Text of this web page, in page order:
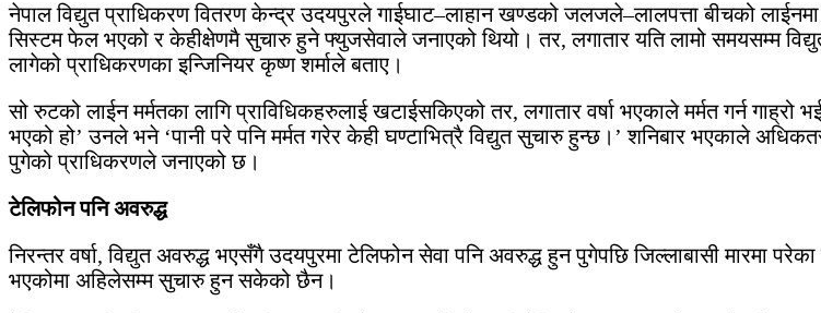
नेपाल विद्युत प्राधिकरण वितरण केन्द्र उदयपुरले गाईघाट–लाहान खण्डको जलजले–लालपत्ता बीचको
सिस्टम फेल भएको र केहीक्षेणमै सुचारु हुने फ्युजसेवाले जनाएको थियो। तर, लगातार यति लामो समयसम्म
लागेको प्राधिकरणका इन्जिनियर कृष्ण शर्माले बताए।
सो रुटको लाईन मर्मतका लागि प्राविधिकहरुलाई खटाईसकिएको तर, लगातार वर्षा भएकाले मर्मत गर्न
भएको हो’ उनले भने ‘पानी परे पनि मर्मत गरेर केही घण्टाभित्रै विद्युत सुचारु हुन्छ।’ शनिबार भएकाले
पुगेको प्राधिकरणले जनाएको छ।
टेलिफोन पनि अवरुद्ध
निरन्तर वर्षा, विद्युत अवरुद्ध भएसँगै उदयपुरमा टेलिफोन सेवा पनि अवरुद्ध हुन पुगेपछि जिल्लाबासी मारमा
भएकोमा अहिलेसम्म सुचारु हुन सकेको छैन।